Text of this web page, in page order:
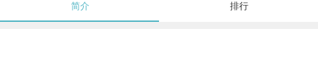
简介 排行